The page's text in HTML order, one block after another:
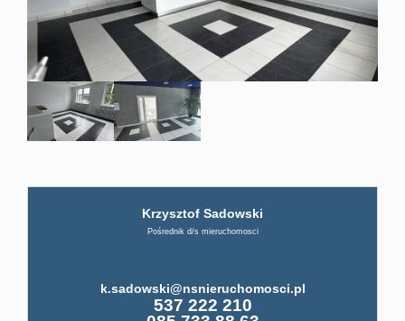
Leaflet
Krzysztof Sadowski
Pośrednik d/s mieruchomosci
k.sadowski@nsnieruchomosci.pl
537 222 210